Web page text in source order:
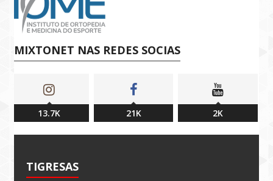
MIXTONET NAS REDES SOCIAS
13.7K 21K 2K
TIGRESAS